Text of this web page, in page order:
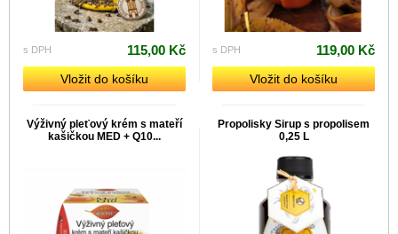
s DPH 115,00 Kč
Vložit do košíku
s DPH 119,00 Kč
Vložit do košíku
Výživný pleťový krém s mateří
kašičkou MED + Q10...
Propolisky Sirup s propolisem
0,25 L